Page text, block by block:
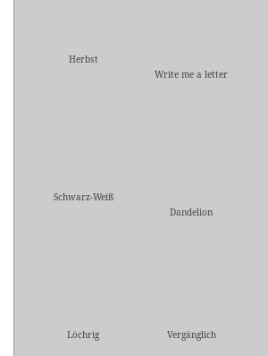
Herbst
Write me a letter
Schwarz-Weiß
Dandelion
Löchrig Vergänglich